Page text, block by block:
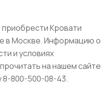
приобрести Кровати
в Москве. Информацию о
и условиях
на нашем сайте
8-800-500-08-43.